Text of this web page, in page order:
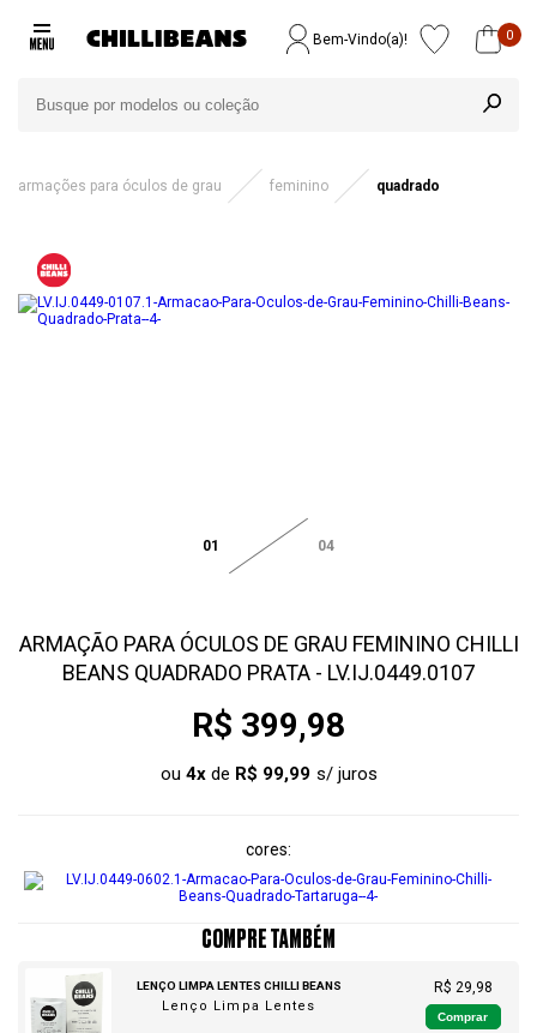
Bem-Vindo(a)! 0
armações para óculos de grau feminino quadrado
01 04
ARMAÇÃO PARA ÓCULOS DE GRAU FEMININO CHILLI
BEANS QUADRADO PRATA - LV.IJ.0449.0107
R$ 399,98
ou 4xde R$ 99,99
cores
COMPRE TAMBÉM
LENÇO LIMPA LENTES CHILLI BEANS
Lenço Limpa Lentes
R$ 29,98
Comprar